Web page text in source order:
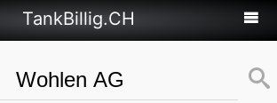
TankBillig.CH